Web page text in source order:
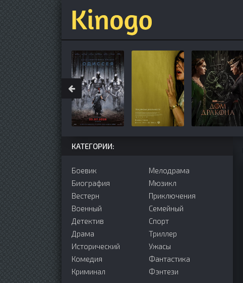
КАТЕГОРИИ:
Боевик
Биография
Вестерн
Военный
Детектив
Драма
Исторический
Комедия
Криминал
Мелодрама
Мюзикл
Приключения
Семейный
Cпорт
Триллер
Ужасы
Фантастика
Фэнтези